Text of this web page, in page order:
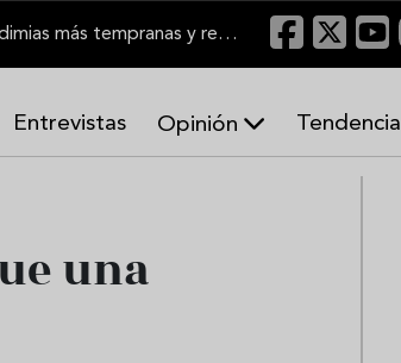
El Marco de Jerez inicia una de sus vendimias más tempranas y recupera producción
Entrevistas Opinión
una